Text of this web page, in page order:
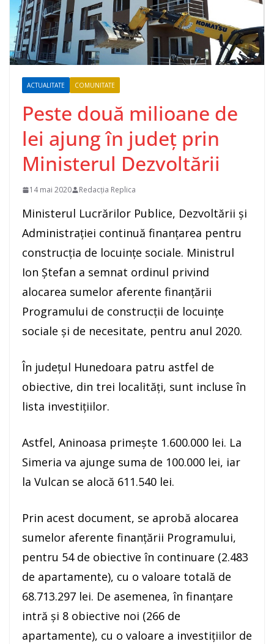
ACTUALITATE COMUNITATE
Peste două milioane de
lei ajung în județ prin
Ministerul Dezvoltării
14 mai 2020 Redacția Replica
Ministerul Lucrărilor Publice, Dezvoltării și
Administrației continuă finanțarea pentru
construcția de locuințe sociale. Ministrul
Ion Ștefan a semnat ordinul privind
alocarea sumelor aferente finanțării
Programului de construcții de locuințe
sociale și de necesitate, pentru anul 2020.
În județul Hunedoara patru astfel de
obiective, din trei localități, sunt incluse în
lista investițiilor.
Astfel, Aninoasa primește 1.600.000 lei. La
Simeria va ajunge suma de 100.000 lei, iar
la Vulcan se alocă 611.540 lei.
Prin acest document, se aprobă alocarea
sumelor aferente finanțării Programului,
pentru 54 de obiective în continuare (2.483
de apartamente), cu o valoare totală de
68.713.297 lei. De asemenea, în finanțare
intră și 8 obiective noi (266 de
apartamente), cu o valoare a investițiilor de